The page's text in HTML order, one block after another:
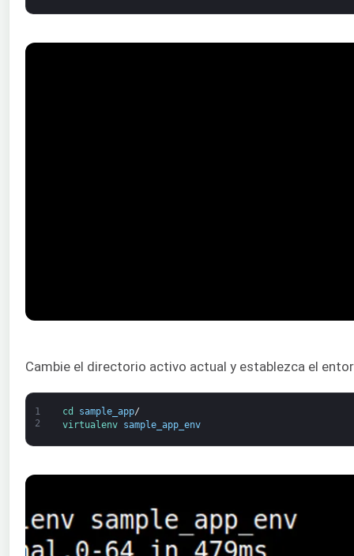
Cambie el directorio activo actual y establezca el
1
2
cd sample_app/
virtualenv sample_app_env